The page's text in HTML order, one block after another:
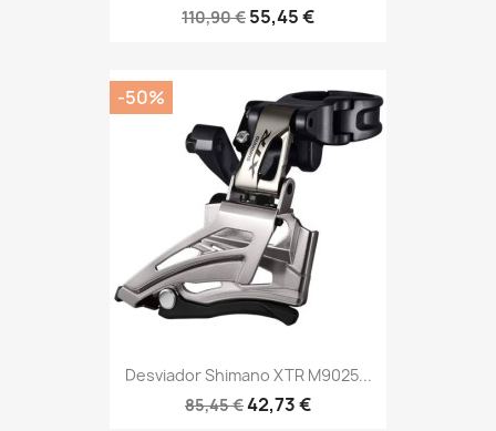
110,90 € 55,45 €
Desviador Shimano XTR M9025...
85,45 €42,73 €
-50%